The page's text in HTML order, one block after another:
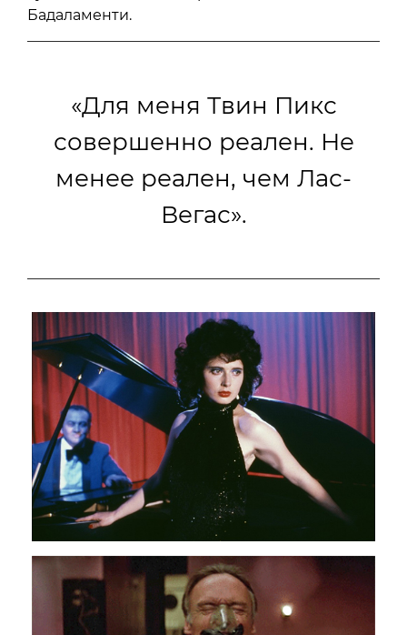
Бадаламенти.
«Для меня Твин Пикс
совершенно реален. Не
менее реален, чем Лас-
Вегас».